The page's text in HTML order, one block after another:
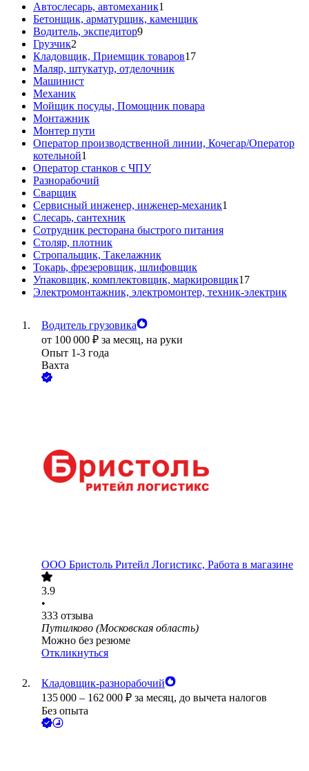
Автослесарь, автомеханик1
Бетонщик, арматурщик, каменщик
Водитель, экспедитор9
Грузчик2
Кладовщик, Приемщик товаров17
Маляр, штукатур, отделочник
Машинист
Механик
Мойщик посуды, Помощник повара
Монтажник
Монтер пути
Оператор производственной линии, Кочегар/Оператор
котельной1
Оператор станков с ЧПУ
Разнорабочий
Сварщик
Сервисный инженер, инженер-механик1
Слесарь, сантехник
Сотрудник ресторана быстрого питания
Столяр, плотник
Стропальщик, Такелажник
Токарь, фрезеровщик, шлифовщик
Упаковщик, комплектовщик, маркировщик17
Электромонтажник, электромонтер, техник-электрик
Водитель грузовика
от 100 000 ₽ за месяц, на руки
Опыт 1-3 года
Вахта
ООО Бристоль Ритейл Логистикс, Работа в магазине
3.9
•
333 отзыва
Путилково (Московская область)
Можно без резюме
Откликнуться
Кладовщик-разнорабочий
135 000 – 162 000 ₽ за месяц, до вычета налогов
Без опыта